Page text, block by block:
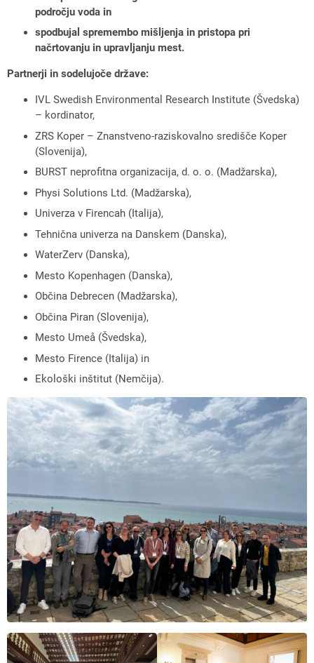
področju voda in
spodbujal spremembo mišljenja in pristopa pri
načrtovanju in upravljanju mest.
Partnerji in sodelujoče države:
IVL Swedish Environmental Research Institute (Švedska)
– kordinator,
ZRS Koper – Znanstveno-raziskovalno središče Koper
(Slovenija),
BURST neprofitna organizacija, d. o. o. (Madžarska),
Physi Solutions Ltd. (Madžarska),
Univerza v Firencah (Italija),
Tehnična univerza na Danskem (Danska),
WaterZerv (Danska),
Mesto Kopenhagen (Danska),
Občina Debrecen (Madžarska),
Občina Piran (Slovenija),
Mesto Umeå (Švedska),
Mesto Firence (Italija) in
Ekološki inštitut (Nemčija).